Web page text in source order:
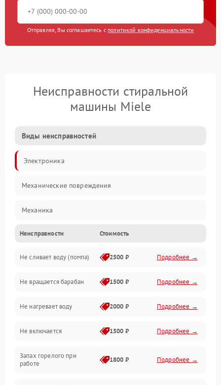
Отправляя, Вы соглашаетесь с политикой конфиденциальности
Неисправности стиральной
машины Miele
Виды неисправностей
Электроника
Механические повреждения
Механика
Электропитание
Водоснабжение
Слив
Программное обеспечение
Неисправности Стоимость
Не сливает воду (помпа) 2500 ₽ Подробнее →
Не вращается барабан 1500 ₽ Подробнее →
Не нагревает воду 2000 ₽ Подробнее →
Не включается 1500 ₽ Подробнее →
Запах горелого при
работе
1800 ₽ Подробнее →